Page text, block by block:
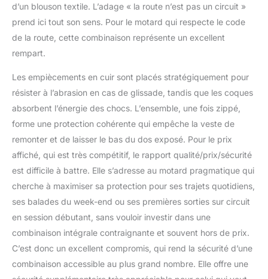
d’un blouson textile. L’adage « la route n’est pas un circuit »
prend ici tout son sens. Pour le motard qui respecte le code
de la route, cette combinaison représente un excellent
rempart.
Les empiècements en cuir sont placés stratégiquement pour
résister à l’abrasion en cas de glissade, tandis que les coques
absorbent l’énergie des chocs. L’ensemble, une fois zippé,
forme une protection cohérente qui empêche la veste de
remonter et de laisser le bas du dos exposé. Pour le prix
affiché, qui est très compétitif, le rapport qualité/prix/sécurité
est difficile à battre. Elle s’adresse au motard pragmatique qui
cherche à maximiser sa protection pour ses trajets quotidiens,
ses balades du week-end ou ses premières sorties sur circuit
en session débutant, sans vouloir investir dans une
combinaison intégrale contraignante et souvent hors de prix.
C’est donc un excellent compromis, qui rend la sécurité d’une
combinaison accessible au plus grand nombre. Elle offre une